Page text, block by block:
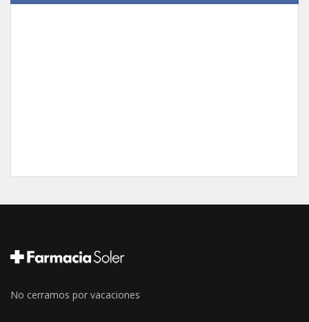
No cerramos por vacaciones